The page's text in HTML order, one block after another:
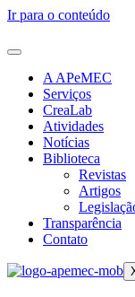
Ir para o conteúdo
A APeMEC
Serviços
CreaLab
Atividades
Notícias
Biblioteca
Revistas
Artigos
Transparência
Contato